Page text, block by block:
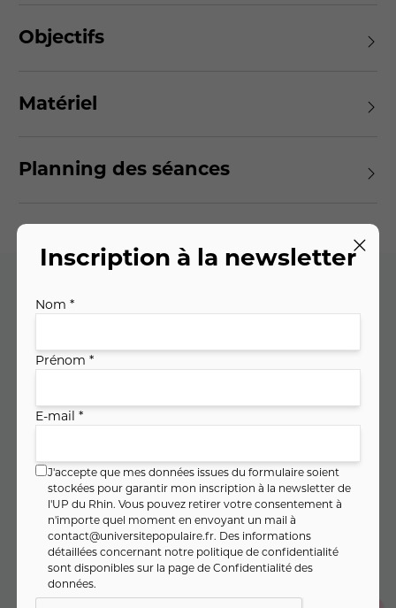
Objectifs
Matériel
Planning des séances
Code cours : 11SO0938
soit8,50€ / heure
PAIEMENT FRACTIONNÉ
Dès85,00€/ mois pendant 3 mois
Montant total :255 00 €
Inscription à la newsletter
Nom *
Prénom *
E-mail *
J'accepte que mes données issues du formulaire soient
stockées pour garantir mon inscription à la newsletter de
l'UP du Rhin. Vous pouvez retirer votre consentement à
n'importe quel moment en envoyant un mail à
contact@universitepopulaire.fr. Des informations
détaillées concernant notre politique de confidentialité
sont disponibles sur la page deConfidentialité des
données.